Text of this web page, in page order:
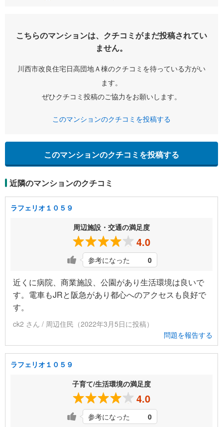
こちらのマンションは、クチコミがまだ投稿されてい
ません。
川西市改良住宅日高団地Ａ棟のクチコミを待っている方がい
ます。
ぜひクチコミ投稿のご協力をお願いします。
このマンションのクチコミを投稿する
このマンションのクチコミを投稿する
近隣のマンションのクチコミ
ラフェリオ１０５９
周辺施設・交通の満足度
4.0
参考になった 0
近くに病院、商業施設、公園があり生活環境は良いで
す。電車もJRと阪急があり都心へのアクセスも良好で
す。
ck2 さん / 周辺住民（2022年3月5日に投稿）
問題を報告する
ラフェリオ１０５９
子育て/生活環境の満足度
4.0
参考になった 0